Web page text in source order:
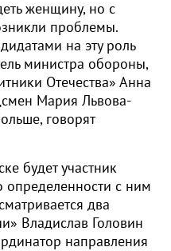
женщину, но с
проблемы.
на эту роль
министра обороны,
Отечества» Анна
Мария Львова-
говорят
будет участник
с ним
два
Владислав Головин
направления